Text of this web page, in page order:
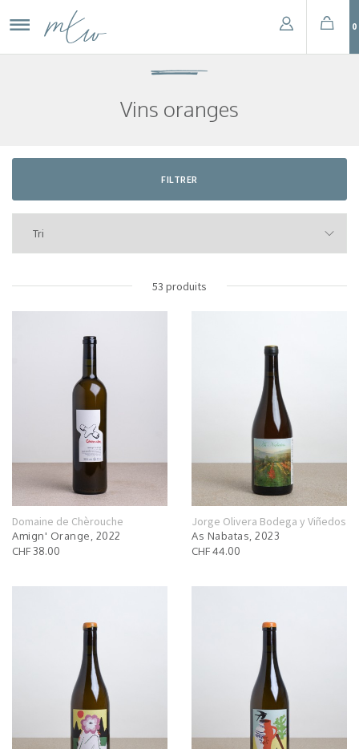
0
Vins oranges
FILTRER
53 produits
Domaine de Chèrouche
Amign' Orange, 2022
CHF 38.00
Jorge Olivera Bodega y Viñedos
As Nabatas, 2023
CHF 44.00